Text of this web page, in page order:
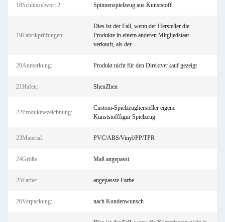
18Schlüsselwort 2: Spinnenspielzeug aus Kunststoff
19Fabrikprüfungen:
Dies ist der Fall, wenn der Hersteller die
Produkte in einem anderen Mitgliedstaat
verkauft, als der
20Anmerkung: Produkt nicht für den Direktverkauf gezeigt
21Hafen: ShenZhen
22Produktbezeichnung:
Custom-Spielzeughersteller eigene
Kunststofffigur Spielzeug
23Material: PVC/ABS/Vinyl/PP/TPR
24Größe: Maß angepasst
25Farbe: angepasste Farbe
26Verpackung: nach Kundenwunsch